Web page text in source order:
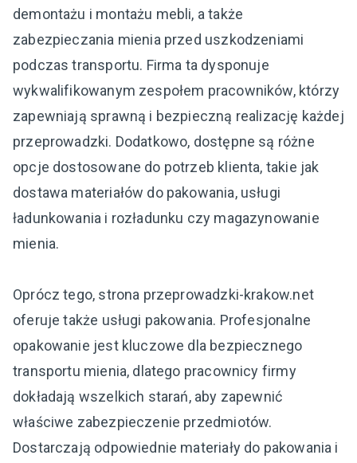
demontażu i montażu mebli, a także
zabezpieczania mienia przed uszkodzeniami
podczas transportu. Firma ta dysponuje
wykwalifikowanym zespołem pracowników, którzy
zapewniają sprawną i bezpieczną realizację każdej
przeprowadzki. Dodatkowo, dostępne są różne
opcje dostosowane do potrzeb klienta, takie jak
dostawa materiałów do pakowania, usługi
ładunkowania i rozładunku czy magazynowanie
mienia.
Oprócz tego, strona przeprowadzki-krakow.net
oferuje także usługi pakowania. Profesjonalne
opakowanie jest kluczowe dla bezpiecznego
transportu mienia, dlatego pracownicy firmy
dokładają wszelkich starań, aby zapewnić
właściwe zabezpieczenie przedmiotów.
Dostarczają odpowiednie materiały do pakowania i